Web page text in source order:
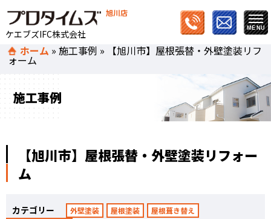
旭川店
ケエブズIFC株式会社
ホーム »施工事例 » 【旭川市】屋根張替・外壁塗装リフ
ォーム
施工事例
【旭川市】屋根張替・外壁塗装リフォー
ム
カテゴリー 外壁塗装 屋根塗装
屋根葺き替え